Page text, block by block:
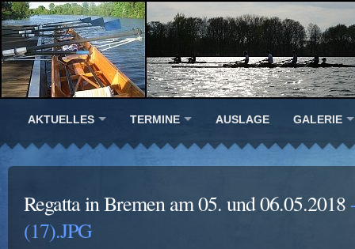
AKTUELLES TERMINE AUSLAGE GALERIE
Regatta in Bremen am 05. und 06.05.2018
(17).JPG